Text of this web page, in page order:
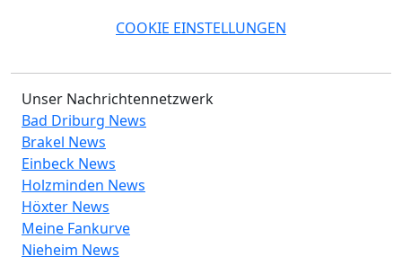
COOKIE EINSTELLUNGEN
Unser Nachrichtennetzwerk
Bad Driburg News
Brakel News
Einbeck News
Holzminden News
Höxter News
Meine Fankurve
Nieheim News